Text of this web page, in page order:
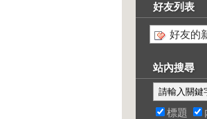
好友列表
好友的
站內搜尋
標題